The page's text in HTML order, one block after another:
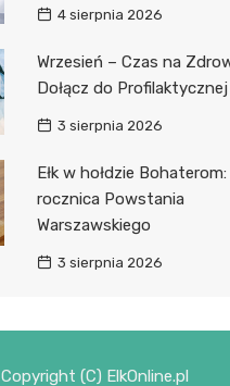
4 sierpnia 2026
Wrzesień – Czas na
Dołącz do
3 sierpnia 2026
Ełk w hołdzie Bohaterom:
rocznica Powstania
Warszawskiego
3 sierpnia 2026
Copyright (C) ElkOnline.pl